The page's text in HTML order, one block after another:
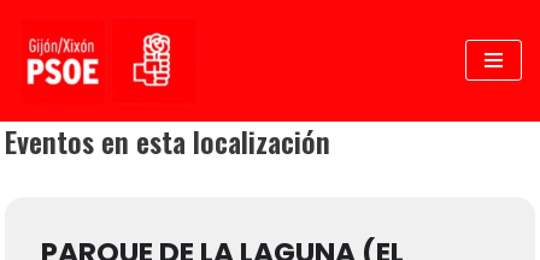
Saltar
contenido
Eventos en esta localización
PARQUE DE LA LAGUNA (EL